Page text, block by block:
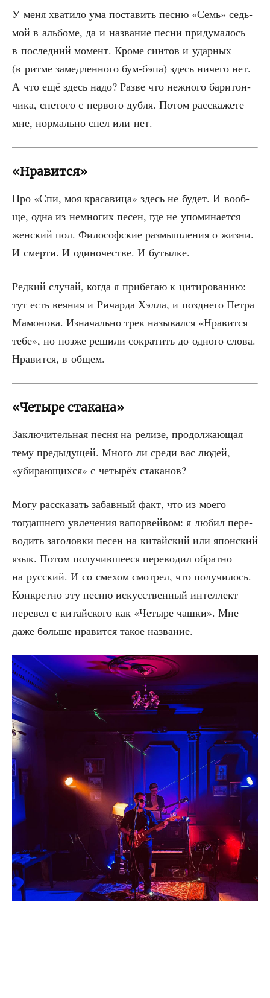
У меня хва­ти­ло ума поста­вить пес­ню «Семь» седь­
мой в аль­бо­ме, да и назва­ние пес­ни при­ду­ма­лось
в послед­ний момент. Кро­ме син­тов и удар­ных
(в рит­ме замед­лен­но­го бум-бэпа) здесь ниче­го нет.
А что ещё здесь надо? Раз­ве что неж­но­го бари­тон­
чи­ка, спе­то­го с пер­во­го дуб­ля. Потом рас­ска­же­те
мне, нор­маль­но спел или нет.
«Нравится»
Про «Спи, моя кра­са­ви­ца» здесь не будет. И вооб­
ще, одна из немно­гих песен, где не упо­ми­на­ет­ся
жен­ский пол. Фило­соф­ские раз­мыш­ле­ния о жиз­ни.
И смер­ти. И оди­но­че­стве. И бутылке.
Ред­кий слу­чай, когда я при­бе­гаю к цити­ро­ва­нию:
тут есть вея­ния и Ричар­да Хэл­ла, и позд­не­го Пет­ра
Мамо­но­ва. Изна­чаль­но трек назы­вал­ся «Нра­вит­ся
тебе», но поз­же реши­ли сокра­тить до одно­го сло­ва.
Нра­вит­ся, в общем.
«Четыре стакана»
Заклю­чи­тель­ная пес­ня на рели­зе, про­дол­жа­ю­щая
тему преды­ду­щей. Мно­го ли сре­ди вас людей,
«уби­ра­ю­щих­ся» с четы­рёх стаканов?
Могу рас­ска­зать забав­ный факт, что из мое­го
тогдаш­не­го увле­че­ния вапо­рвей­вом: я любил пере­
во­дить заго­лов­ки песен на китай­ский или япон­ский
язык. Потом полу­чив­ше­е­ся пере­во­дил обрат­но
на рус­ский. И со сме­хом смот­рел, что полу­чи­лось.
Кон­крет­но эту пес­ню искус­ствен­ный интел­лект
пере­вел с китай­ско­го как «Четы­ре чаш­ки». Мне
даже боль­ше нра­вит­ся такое название.